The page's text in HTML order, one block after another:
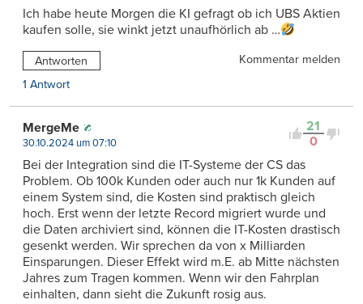
Ich habe heute Morgen die KI gefragt ob ich UBS Aktien
kaufen solle, sie winkt jetzt unaufhörlich ab …
Antworten
Kommentar melden
1 Antwort
21
0
MergeMe
30.10.2024 um 07:10
Bei der Integration sind die IT-Systeme der CS das
Problem. Ob 100k Kunden oder auch nur 1k Kunden auf
einem System sind, die Kosten sind praktisch gleich
hoch. Erst wenn der letzte Record migriert wurde und
die Daten archiviert sind, können die IT-Kosten drastisch
gesenkt werden. Wir sprechen da von x Milliarden
Einsparungen. Dieser Effekt wird m.E. ab Mitte nächsten
Jahres zum Tragen kommen. Wenn wir den Fahrplan
einhalten, dann sieht die Zukunft rosig aus.